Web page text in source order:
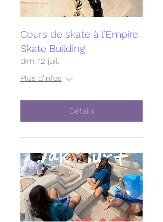
Cours de skate à l'Empire
Skate Building
dim. 12 juil.
Plus d'infos
Détails